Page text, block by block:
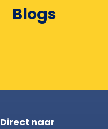
Blogs
Direct naar